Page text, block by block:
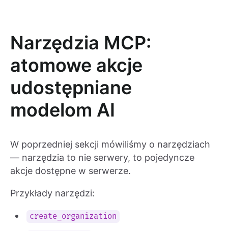
Narzędzia MCP:
atomowe akcje
udostępniane
modelom AI
W poprzedniej sekcji mówiliśmy o narzędziach
— narzędzia to nie serwery, to pojedyncze
akcje dostępne w serwerze.
Przykłady narzędzi:
create_organization